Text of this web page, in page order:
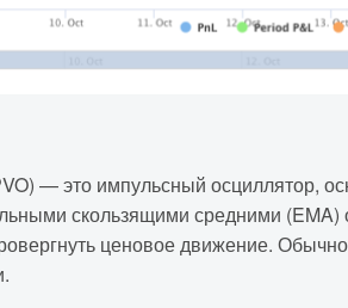
— это импульсный осциллятор,
скользящими средними
ценовое движение.